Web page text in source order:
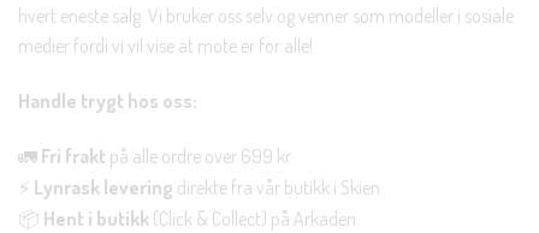
hvert eneste salg. Vi bruker oss selv og venner som modeller i sosiale
medier fordi vi vil vise at mote er for alle!
Handle trygt hos oss:
🚛 Fri frakt på alle ordre over 699 kr.
⚡ Lynrask levering direkte fra vår butikk i Skien.
📦 Hent i butikk (Click & Collect) på Arkaden.